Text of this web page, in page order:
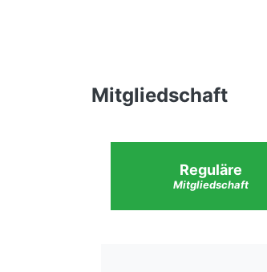
Mitgliedschaft
Reguläre
Mitgliedschaft